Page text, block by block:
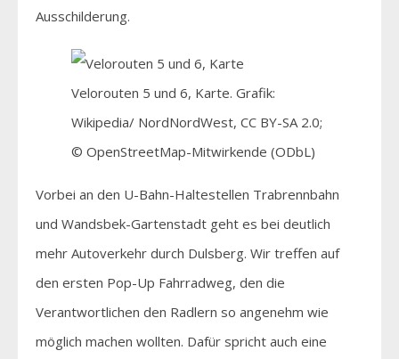
Ausschilderung.
Velorouten 5 und 6, Karte. Grafik:
Wikipedia/ NordNordWest, CC BY-SA 2.0;
© OpenStreetMap-Mitwirkende (ODbL)
Vorbei an den U-Bahn-Haltestellen Trabrennbahn
und Wandsbek-Gartenstadt geht es bei deutlich
mehr Autoverkehr durch Dulsberg. Wir treffen auf
den ersten Pop-Up Fahrradweg, den die
Verantwortlichen den Radlern so angenehm wie
möglich machen wollten. Dafür spricht auch eine